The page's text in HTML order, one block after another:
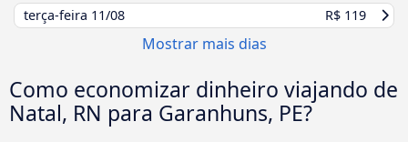
terça-feira 11/08 R$ 119
Mostrar mais dias
Como economizar dinheiro viajando de
Natal, RN para Garanhuns, PE?